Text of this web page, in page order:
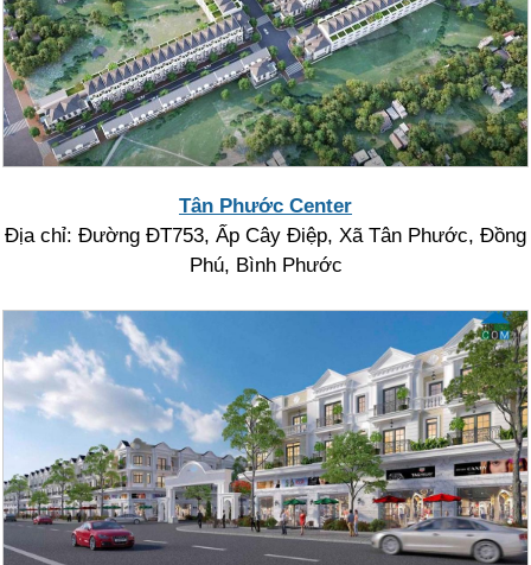
Tân Phước Center
Địa chỉ: Đường ĐT753, Ấp Cây Điệp, Xã Tân Phước, Đồng
Phú, Bình Phước